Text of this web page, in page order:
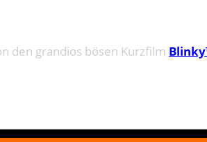
den grandios bösen Kurzfilm